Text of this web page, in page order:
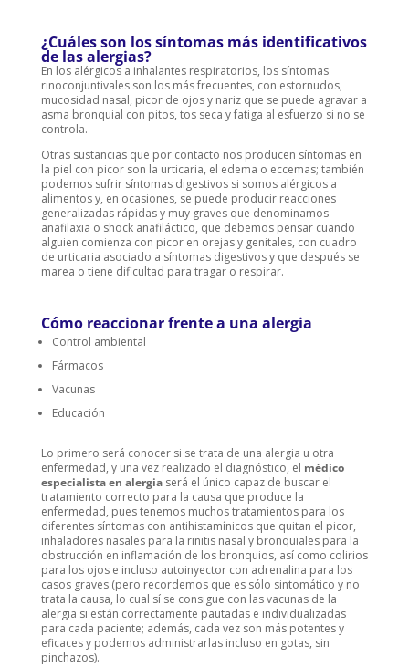
¿Cuáles son los síntomas más identificativos
de las alergias?
En los alérgicos a inhalantes respiratorios, los síntomas
rinoconjuntivales son los más frecuentes, con estornudos,
mucosidad nasal, picor de ojos y nariz que se puede agravar a
asma bronquial con pitos, tos seca y fatiga al esfuerzo si no se
controla.
Otras sustancias que por contacto nos producen síntomas en
la piel con picor son la urticaria, el edema o eccemas; también
podemos sufrir síntomas digestivos si somos alérgicos a
alimentos y, en ocasiones, se puede producir reacciones
generalizadas rápidas y muy graves que denominamos
anafilaxia o shock anafiláctico, que debemos pensar cuando
alguien comienza con picor en orejas y genitales, con cuadro
de urticaria asociado a síntomas digestivos y que después se
marea o tiene dificultad para tragar o respirar.
Cómo reaccionar frente a una alergia
Control ambiental
Fármacos
Vacunas
Educación
Lo primero será conocer si se trata de una alergia u otra
enfermedad, y una vez realizado el diagnóstico, el médico
especialista en alergia será el único capaz de buscar el
tratamiento correcto para la causa que produce la
enfermedad, pues tenemos muchos tratamientos para los
diferentes síntomas con antihistamínicos que quitan el picor,
inhaladores nasales para la rinitis nasal y bronquiales para la
obstrucción en inflamación de los bronquios, así como colirios
para los ojos e incluso autoinyector con adrenalina para los
casos graves (pero recordemos que es sólo sintomático y no
trata la causa, lo cual sí se consigue con las vacunas de la
alergia si están correctamente pautadas e individualizadas
para cada paciente; además, cada vez son más potentes y
eficaces y podemos administrarlas incluso en gotas, sin
pinchazos).